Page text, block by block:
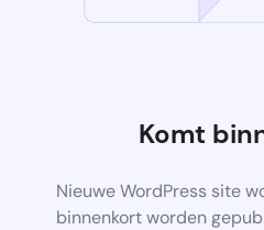
Komt
Nieuwe WordPress site
binnenkort worden